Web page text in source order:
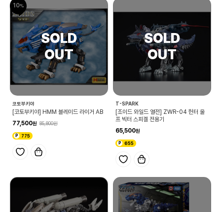
10
코토부키야
[코토부키야] HMM 블레이드 라이거 AB
77,500
85,800
775
T-SPARK
[조이드 와일드 열전] ZWR-04 헌터 울
프 빅터 스피겔 전용기
65,500
655